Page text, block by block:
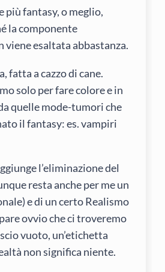
più fantasy, o meglio,
la componente
viene esaltata abbastanza.
fatta a cazzo di cane.
solo per fare colore e in
quelle mode-tumori che
il fantasy: es. vampiri
l’eliminazione del
resta anche per me un
e di un certo Realismo
ovvio che ci troveremo
vuoto, un’etichetta
non significa niente.